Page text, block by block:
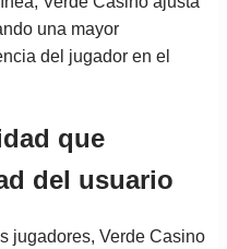
una mayor
del jugador en el
que
del usuario
jugadores, Verde Casino